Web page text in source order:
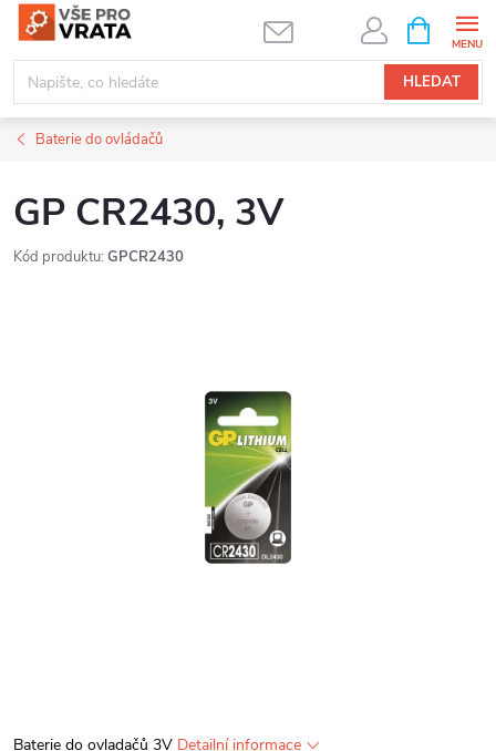
Přejít
obsah
HLEDAT
NÁKUPNÍ
KOŠÍK
Baterie do ovládačů
GP CR2430, 3V
Kód produktu: GPCR2430
Baterie do ovladačů 3V Detailní informace